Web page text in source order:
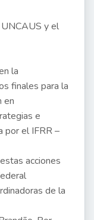
y el
la
finales para la
en
e
por el IFRR –
acciones
de la